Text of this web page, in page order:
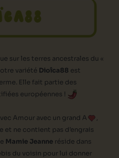
sur les terres ancestrales du «
variété Dioîca88 est
Elle fait partie des
européennes !
Amour avec un grand A
,
et ne contient pas d’engrais
Mamie Jeanne réside dans
du voisin pour lui donner